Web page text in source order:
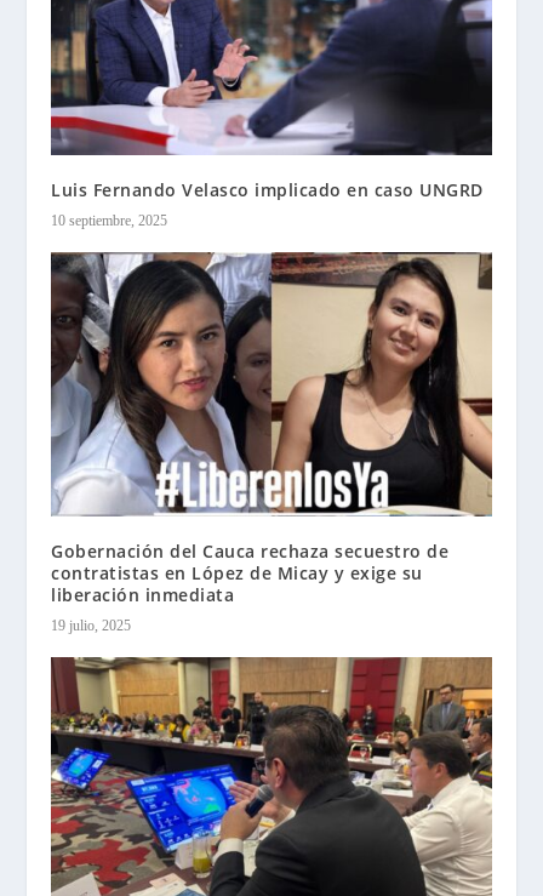
Luis Fernando Velasco implicado en caso UNGRD
10 septiembre, 2025
Gobernación del Cauca rechaza secuestro de
contratistas en López de Micay y exige su
liberación inmediata
19 julio, 2025